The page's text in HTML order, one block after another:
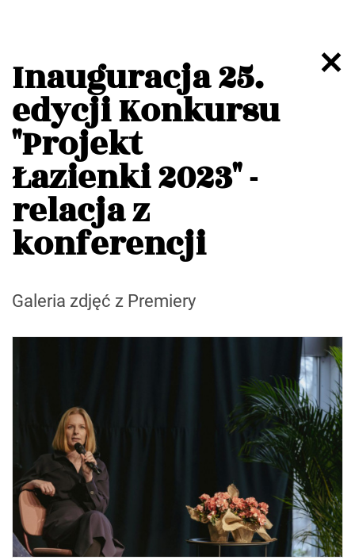
Inauguracja 25.
edycji Konkursu
"Projekt
Łazienki 2023" -
relacja z
konferencji
Galeria zdjęć z Premiery